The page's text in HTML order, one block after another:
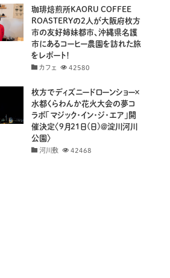
珈琲焙煎所KAORU COFFEE
ROASTERYの2人が大阪府枚方
市の友好姉妹都市、沖縄県名護
市にあるコーヒー農園を訪れた旅
をレポート！
カフェ 42580
枚方でディズニードローンショー×
水都くらわんか花火大会の夢コ
ラボ「マジック・イン・ジ・エア」開
催決定〈9月21日(日)＠淀川河川
公園〉
河川敷 42468